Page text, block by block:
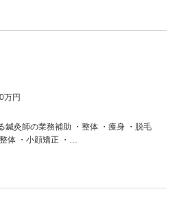
万円
鍼灸師の業務補助 ・整体 ・痩身 ・脱毛
体 ・小顔矯正 ・…